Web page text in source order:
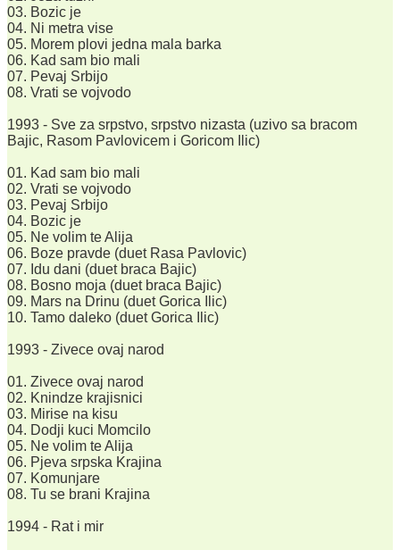
03. Bozic je
04. Ni metra vise
05. Morem plovi jedna mala barka
06. Kad sam bio mali
07. Pevaj Srbijo
08. Vrati se vojvodo
1993 - Sve za srpstvo, srpstvo nizasta (uzivo sa bracom
Bajic, Rasom Pavlovicem i Goricom Ilic)
01. Kad sam bio mali
02. Vrati se vojvodo
03. Pevaj Srbijo
04. Bozic je
05. Ne volim te Alija
06. Boze pravde (duet Rasa Pavlovic)
07. Idu dani (duet braca Bajic)
08. Bosno moja (duet braca Bajic)
09. Mars na Drinu (duet Gorica Ilic)
10. Tamo daleko (duet Gorica Ilic)
1993 - Zivece ovaj narod
01. Zivece ovaj narod
02. Knindze krajisnici
03. Mirise na kisu
04. Dodji kuci Momcilo
05. Ne volim te Alija
06. Pjeva srpska Krajina
07. Komunjare
08. Tu se brani Krajina
1994 - Rat i mir